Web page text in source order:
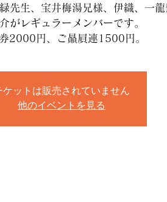
先生、宝井梅湯兄様、伊織、一
がレギュラーメンバーです。
2000円、ご贔屓連1500円。
ケットは販売されていません
他のイベントを見る